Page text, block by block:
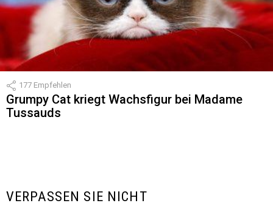
177 Empfehlen
Grumpy Cat kriegt Wachsfigur bei Madame
Tussauds
VERPASSEN SIE NICHT